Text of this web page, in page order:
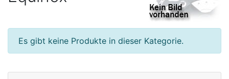
Es gibt keine Produkte in dieser Kategorie.